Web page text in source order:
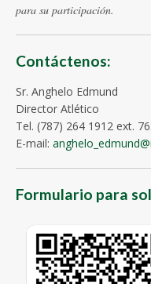
para su participación.
Contáctenos:
Sr. Anghelo Edmund
Director Atlético
Tel. (787) 264 1912 ext.
E-mail:
Formulario para